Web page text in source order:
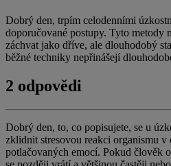
Dobrý den, trpím celodenními
doporučované postupy. Tyto metody
záchvat jako dříve, ale dlouhodobý
běžné techniky nepřinášejí
2 odpovědi
Dobrý den, to, co popisujete, se u
zklidnit stresovou reakci organismu
potlačovaných emocí. Pokud člověk